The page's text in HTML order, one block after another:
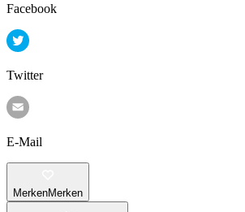
Facebook
Twitter
E-Mail
MerkenMerken